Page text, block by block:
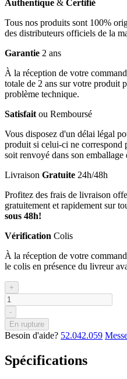
Authentique & Certifié
Tous nos produits sont 100%
des distributeurs officiels de la
Garantie 2 ans
À la réception de votre
totale de 2 ans sur votre produit
problème technique.
Satisfait ou Remboursé
Vous disposez d'un délai légal
produit si celui-ci ne correspond
soit renvoyé dans son
Livraison Gratuite 24h/48h
Profitez des frais de livraison
gratuitement et rapidement sur
sous 48h!
Vérification Colis
À la réception de votre
le colis en présence du livreur
+
-
En rupture
Besoin d'aide? 52.042.059
Spécifications